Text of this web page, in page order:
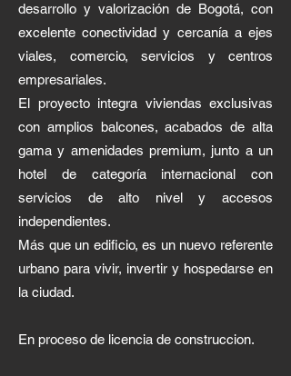
desarrollo y valorización de Bogotá, con
excelente conectividad y cercanía a ejes
viales, comercio, servicios y centros
empresariales.
El proyecto integra viviendas exclusivas
con amplios balcones, acabados de alta
gama y amenidades premium, junto a un
hotel de categoría internacional con
servicios de alto nivel y accesos
independientes.
Más que un edificio, es un nuevo referente
urbano para vivir, invertir y hospedarse en
la ciudad.
En proceso de licencia de construccion.